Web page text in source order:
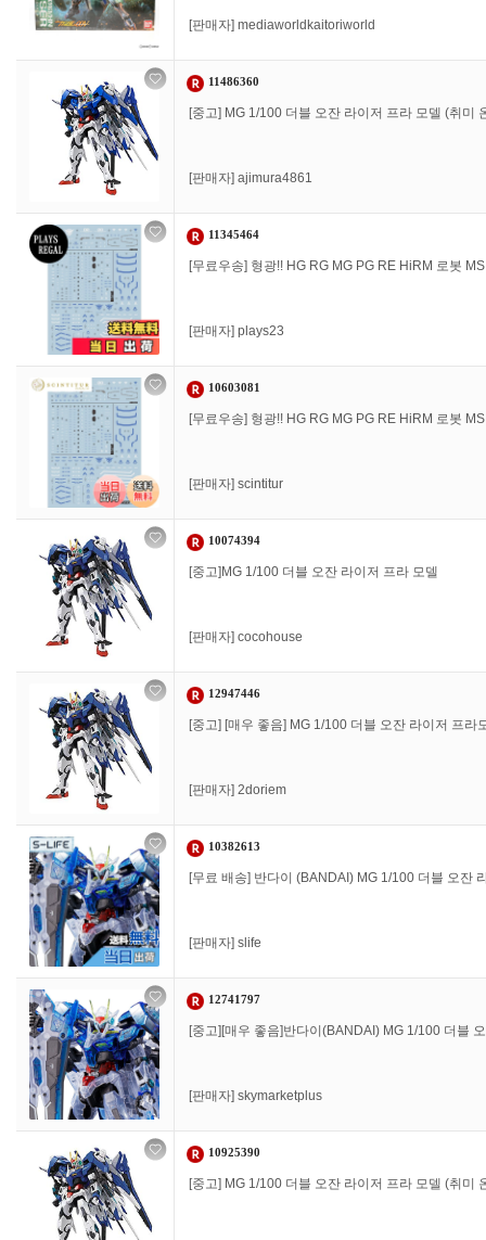
[판매자] mediaworldkaitoriworld
11486360
[중고] MG 1/100 더블 오잔 라이저 프라 모델 (취미
[판매자] ajimura4861
11345464
[무료우송] 형광!! HG RG MG PG RE HiRM 로봇
[판매자] plays23
10603081
[무료우송] 형광!! HG RG MG PG RE HiRM 로봇
[판매자] scintitur
10074394
[중고]MG 1/100 더블 오잔 라이저 프라 모델
[판매자] cocohouse
12947446
[중고] [매우 좋음] MG 1/100 더블 오잔 라이저 프라
[판매자] 2doriem
10382613
[무료 배송] 반다이 (BANDAI) MG 1/100 더블 오잔
[판매자] slife
12741797
[중고][매우 좋음]반다이(BANDAI) MG 1/100 더블
[판매자] skymarketplus
10925390
[중고] MG 1/100 더블 오잔 라이저 프라 모델 (취미